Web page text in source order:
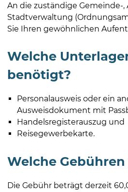
An die zuständige Gemeinde-,
Stadtverwaltung
Sie Ihren gewöhnlichen
Welche
benötigt?
Personalausweis oder ein
Ausweisdokument mit
Handelsregisterauszug und
Reisegewerbekarte.
Welche
Die Gebühr beträgt derzeit